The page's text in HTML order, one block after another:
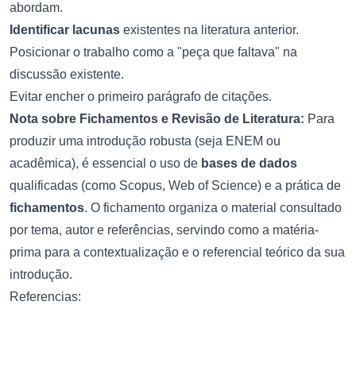
abordam.
Identificar lacunas existentes na literatura anterior.
Posicionar o trabalho como a "peça que faltava" na
discussão existente.
Evitar encher o primeiro parágrafo de citações.
Nota sobre Fichamentos e Revisão de Literatura: Para
produzir uma introdução robusta (seja ENEM ou
acadêmica), é essencial o uso de bases de dados
qualificadas (como Scopus, Web of Science) e a prática de
fichamentos. O fichamento organiza o material consultado
por tema, autor e referências, servindo como a matéria-
prima para a contextualização e o referencial teórico da sua
introdução.
Referencias: